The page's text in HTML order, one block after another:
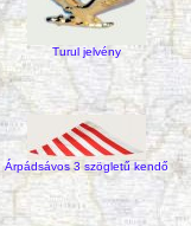
Turul jelvény
Árpádsávos 3 szögletű kendő